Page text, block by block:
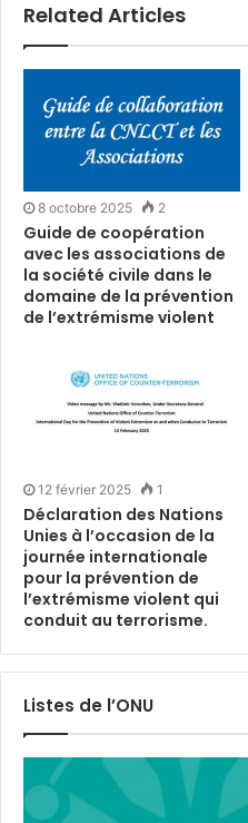
Related Articles
8 octobre 2025 2
Guide de coopération
avec les associations de
la société civile dans le
domaine de la prévention
de l’extrémisme violent
12 février 2025 1
Déclaration des Nations
Unies à l’occasion de la
journée internationale
pour la prévention de
l’extrémisme violent qui
conduit au terrorisme.
Listes de l’ONU